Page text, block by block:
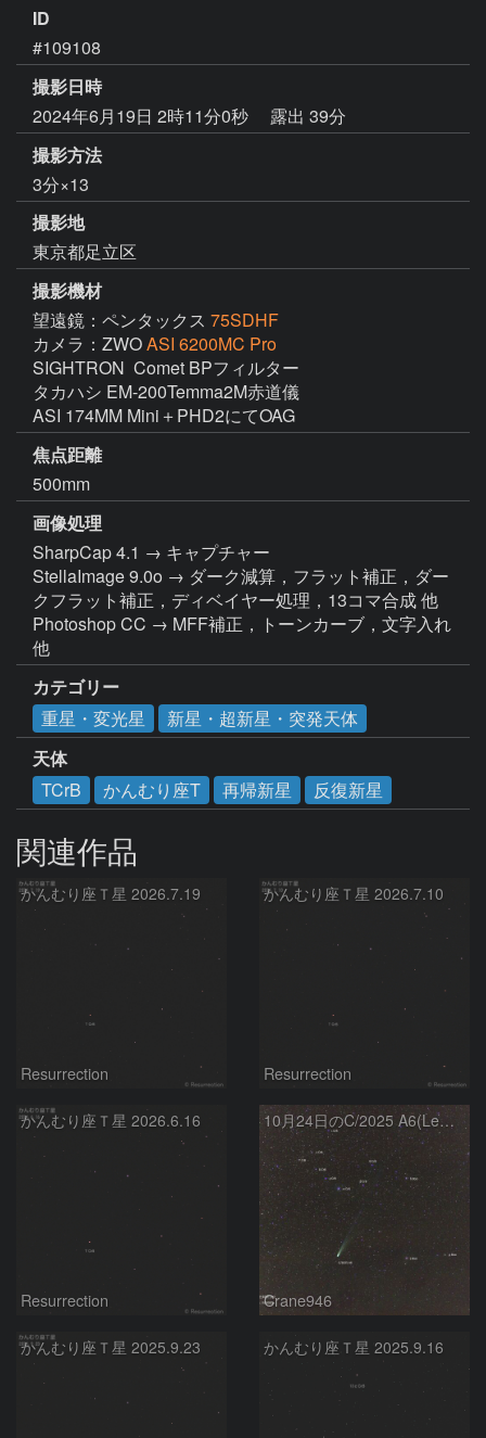
ID
#109108
撮影日時
2024年6月19日 2時11分0秒
露出 39分
撮影方法
3分×13
撮影地
東京都足立区
撮影機材
望遠鏡：ペンタックス 75SDHF
カメラ：ZWOASI 6200MC Pro
SIGHTRON  Comet BPフィルター
タカハシ EM-200Temma2M赤道儀
ASI 174MM Mini＋PHD2にてOAG
焦点距離
500mm
画像処理
SharpCap 4.1 → キャプチャー
StellaImage 9.0o → ダーク減算，フラット補正，ダー
クフラット補正，ディベイヤー処理，13コマ合成 他
Photoshop CC → MFF補正，トーンカーブ，文字入れ
他
カテゴリー
重星・変光星
新星・超新星・突発天体
天体
TCrB
かんむり座T 再帰新星 反復新星
関連作品
かんむり座Ｔ星 2026.7.19
Resurrection
かんむり座Ｔ星 2026.7.10
Resurrection
かんむり座Ｔ星 2026.6.16
Resurrection
10月24日のC/2025 A6(Lemmon)とT CrB
Crane946
かんむり座Ｔ星 2025.9.23 かんむり座Ｔ星 2025.9.16